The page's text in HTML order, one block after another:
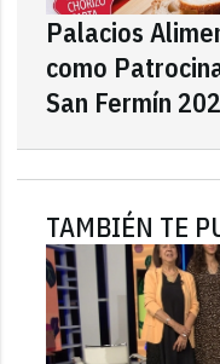
Palacios
como
San Fermín
TAMBIÉN TE